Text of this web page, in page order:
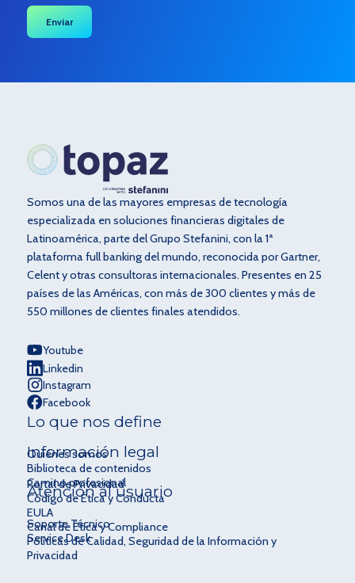
Somos una de las mayores empresas de tecnología
especializada en soluciones financieras digitales de
Latinoamérica, parte del Grupo Stefanini, con la 1ª
plataforma full banking del mundo, reconocida por Gartner,
Celent y otras consultoras internacionales. Presentes en 25
países de las Américas, con más de 300 clientes y más de
550 millones de clientes finales atendidos.
Youtube
Linkedin
Instagram
Facebook
Lo que nos define
Quiénes somos
Biblioteca de contenidos
Camino profesional
Atención al usuario
Soporte Técnico
Service Desk
Información legal
Portal de Privacidad
Código de Ética y Conducta
EULA
Canal de Ética y Compliance
Políticas de Calidad, Seguridad de la Información y
Privacidad